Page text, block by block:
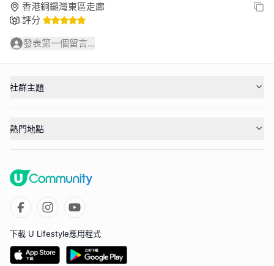
香港銅鑼灣東區走廊
評分
發表第一個留言...
社群主題
熱門地點
下載 U Lifestyle應用程式